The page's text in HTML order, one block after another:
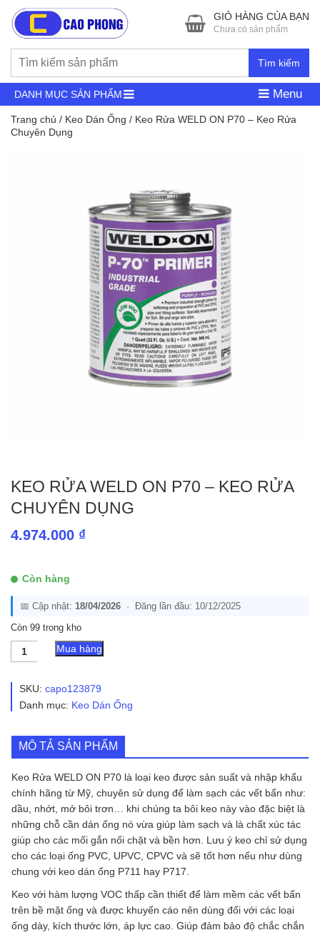
Tìm kiếm
GIỎ HÀNG CỦA BẠN
Chưa có sản phẩm
DANH MỤC SẢN PHẨM Menu
Trang chủ / Keo Dán Ống / Keo Rửa WELD ON P70 – Keo Rửa
Chuyên Dụng
KEO RỬA WELD ON P70 – KEO RỬA
CHUYÊN DỤNG
4.974.000 ₫
Còn hàng
📅 Cập nhật: 18/04/2026 · Đăng lần đầu: 10/12/2025
Còn 99 trong kho
Keo
Rửa
ON
-
Rửa
Chuyên
Dụng
số
lượng
Mua hàng
SKU: capo123879
Danh mục: Keo Dán Ống
MÔ TẢ SẢN PHẨM
Keo Rửa WELD ON P70 là loại keo được sản suất và nhập khẩu
chính hãng từ Mỹ, chuyên sử dụng để làm sạch các vết bẩn như:
dầu, nhớt, mở bôi trơn… khi chúng ta bôi keo này vào đặc biệt là
những chỗ cần dán ống nó vừa giúp làm sạch và là chất xúc tác
giúp cho các mối gắn nối chặt và bền hơn. Lưu ý keo chỉ sử dụng
cho các loại ống PVC, UPVC, CPVC và sẽ tốt hơn nếu như dùng
chung với keo dán ống P711 hay P717.
Keo với hàm lượng VOC thấp cần thiết để làm mềm các vết bẩn
trên bề mặt ống và được khuyến cáo nên dùng đối với các loại
ống dày, kích thước lớn, áp lực cao. Giúp đảm bảo độ chắc chắn